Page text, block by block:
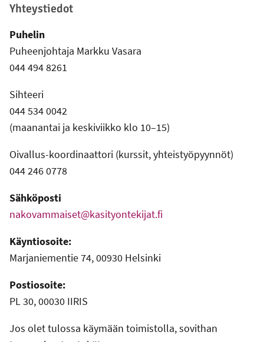
Yhteystiedot
Puhelin
Puheenjohtaja Markku Vasara
044 494 8261
Sihteeri
044 534 0042
(maanantai ja keskiviikko klo 10–15)
Oivallus-koordinaattori (kurssit, yhteistyöpyynnöt)
044 246 0778
Sähköposti
nakovammaiset@kasityontekijat.fi
Käyntiosoite:
Marjaniementie 74, 00930 Helsinki
Postiosoite:
PL 30, 00030 IIRIS
Jos olet tulossa käymään toimistolla, sovithan